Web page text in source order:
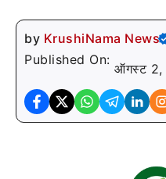
by KrushiNama News
Published On:
ऑगस्ट 2,